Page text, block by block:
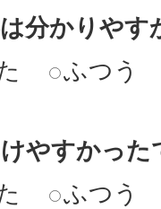
分かりやす
ふつう
やすかった
ふつう